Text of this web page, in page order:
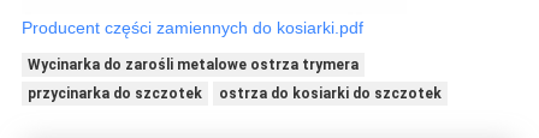
Producent części zamiennych do kosiarki.pdf
Wycinarka do zarośli metalowe ostrza trymera
przycinarka do szczotek
ostrza do kosiarki do szczotek